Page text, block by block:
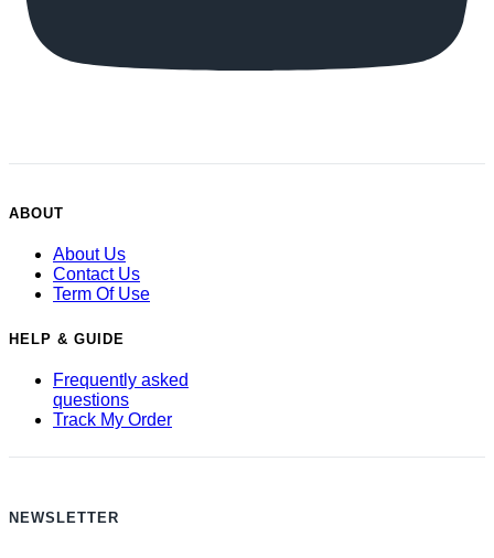
ABOUT
About Us
Contact Us
Term Of Use
HELP & GUIDE
Frequently asked
questions
Track My Order
NEWSLETTER